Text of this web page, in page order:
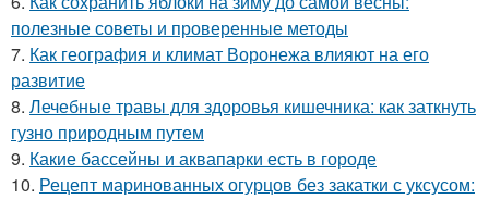
полезные советы и проверенные методы
7. Как география и климат Воронежа влияют на его
развитие
8. Лечебные травы для здоровья кишечника: как заткнуть
гузно природным путем
9. Какие бассейны и аквапарки есть в городе
10. Рецепт маринованных огурцов без закатки с уксусом: